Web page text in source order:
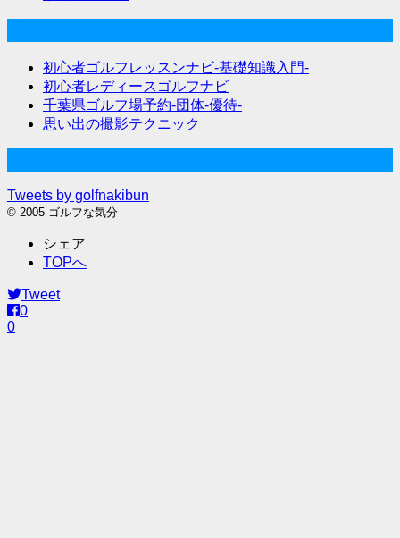
初心者ゴルフレッスンナビ-基礎知識入門-
初心者レディースゴルフナビ
千葉県ゴルフ場予約-団体-優待-
思い出の撮影テクニック
Tweets by golfnakibun
© 2005 ゴルフな気分
シェア
TOPへ
Tweet
0
0